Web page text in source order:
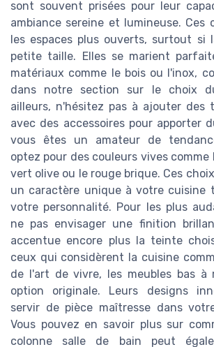
sont souvent prisées pour leur
ambiance sereine et lumineuse. Ces
les espaces plus ouverts, surtout si
petite taille. Elles se marient
matériaux comme le bois ou l'inox,
dans notre section sur le choix
ailleurs, n'hésitez pas à ajouter des
avec des accessoires pour apporter
vous êtes un amateur de
optez pour des couleurs vives comme
vert olive ou le rouge brique. Ces
un caractère unique à votre cuisine
votre personnalité. Pour les plus
ne pas envisager une finition
accentue encore plus la teinte
ceux qui considèrent la cuisine
de l'art de vivre, les meubles bas
option originale. Leurs designs
servir de pièce maîtresse dans
Vous pouvez en savoir plus sur
colonne salle de bain peut